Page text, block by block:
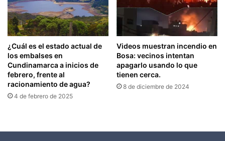
¿Cuál es el estado actual de
los embalses en
Cundinamarca a inicios de
febrero, frente al
racionamiento de agua?
4 de febrero de 2025
Videos muestran incendio en
Bosa: vecinos intentan
apagarlo usando lo que
tienen cerca.
8 de diciembre de 2024